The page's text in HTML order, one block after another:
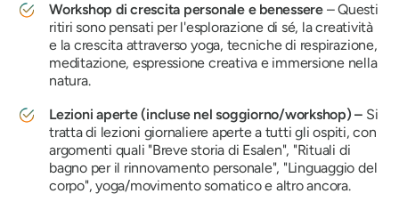
Workshop di crescita personale e benessere– Questi
ritiri sono pensati per l'esplorazione di sé, la creatività
e la crescita attraverso yoga, tecniche di respirazione,
meditazione, espressione creativa e immersione nella
natura.
Lezioni aperte (incluse nel soggiorno/workshop) – Si
tratta di lezioni giornaliere aperte a tutti gli ospiti, con
argomenti quali "Breve storia di Esalen", "Rituali di
bagno per il rinnovamento personale", "Linguaggio del
corpo", yoga/movimento somatico e altro ancora.